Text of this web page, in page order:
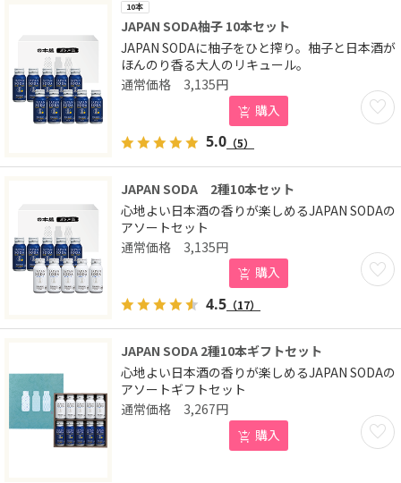
10本
JAPAN SODA柚子 10本セット
JAPAN SODAに柚子をひと搾り。柚子と日本酒が
ほんのり香る大人のリキュール。
お気
3,135円
購入
5.0 （5）
JAPAN SODA 2種10本セット
心地よい日本酒の香りが楽しめるJAPAN SODAの
アソートセット
お気
3,135円
購入
4.5 （17）
JAPAN SODA 2種10本ギフトセット
心地よい日本酒の香りが楽しめるJAPAN SODAの
アソートギフトセット
お気
3,267円
購入